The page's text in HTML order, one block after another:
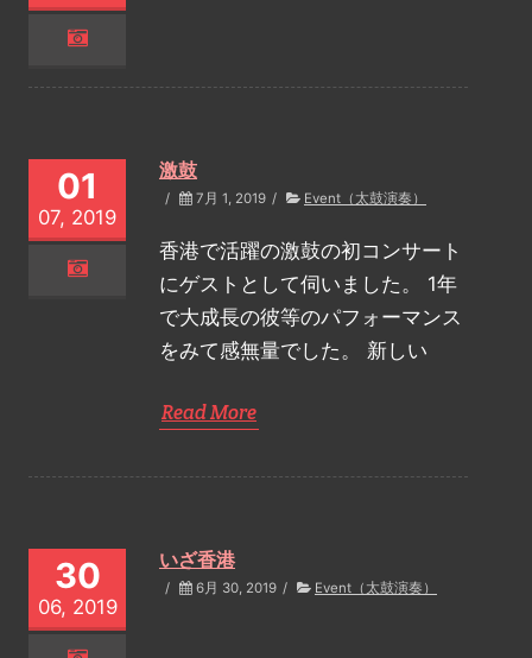
01
07, 2019
激鼓
/ 7月 1, 2019 / Event（太鼓演奏）
香港で活躍の激鼓の初コンサート
にゲストとして伺いました。 1年
で大成長の彼等のパフォーマンス
をみて感無量でした。 新しい
Read More
30
06, 2019
いざ香港
/ 6月 30, 2019 / Event（太鼓演奏）